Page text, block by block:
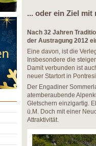
... oder ein Ziel mit
Nach 32 Jahren
der Austragung 2012
Eine davon, ist die
Insbesondere die
Damit verbunden ist
neuer Startort in
Der Engadiner
atemberaubende
Gletschern einzigartig.
ü.M. Doch mit einer
Attraktivität.